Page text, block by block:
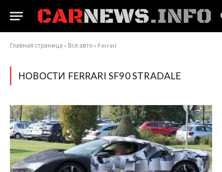
Главная страница » Все авто » Ferrari
НОВОСТИ FERRARI SF90 STRADALE